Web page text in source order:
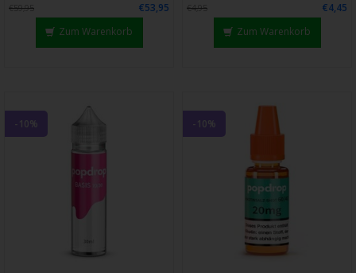
€59,95
€53,95
Zum Warenkorb
€4,95
€4,45
Zum Warenkorb
-10% -10%